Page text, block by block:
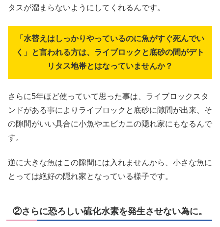
タスが溜まらないようにしてくれるんです。
「水替えはしっかりやっているのに魚がすぐ死んでい
く」と言われる方は、ライブロックと底砂の間がデト
リタス地帯とはなっていませんか？
さらに5年ほど使っていて思った事は、ライブロックスタ
ンドがある事によりライブロックと底砂に隙間が出来、そ
の隙間がいい具合に小魚やエビカニの隠れ家にもなるんで
す。
逆に大きな魚はこの隙間には入れませんから、小さな魚に
とっては絶好の隠れ家となっている様子です。
②さらに恐ろしい硫化水素を発生させない為に。